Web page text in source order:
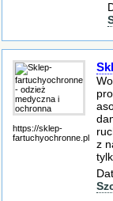
https://sklep-
fartuchyochronne.pl
z